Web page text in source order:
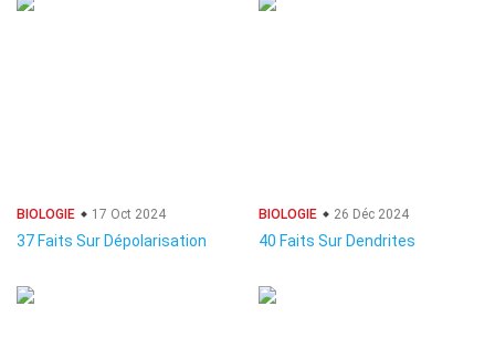
BIOLOGIE 17 Oct 2024
37 Faits Sur Dépolarisation
BIOLOGIE 26 Déc 2024
40 Faits Sur Dendrites